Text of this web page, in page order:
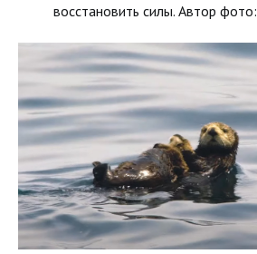
восстановить силы. Автор